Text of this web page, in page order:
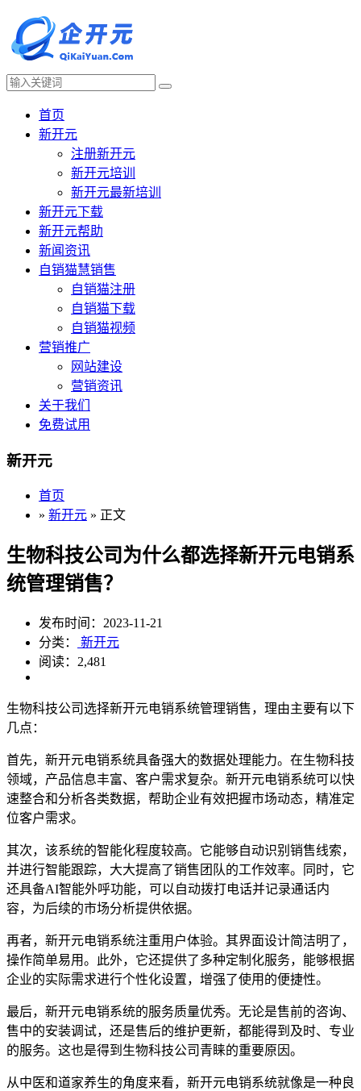
首页
新开元
注册新开元
新开元培训
新开元最新培训
新开元下载
新开元帮助
新闻资讯
自销猫慧销售
自销猫注册
自销猫下载
自销猫视频
营销推广
网站建设
营销资讯
关于我们
免费试用
新开元
首页
» 新开元 » 正文
生物科技公司为什么都选择新开元电销系
统管理销售？
发布时间：2023-11-21
分类：
新开元
阅读：2,481
生物科技公司选择新开元电销系统管理销售，理由主要有以下
几点：
首先，新开元电销系统具备强大的数据处理能力。在生物科技
领域，产品信息丰富、客户需求复杂。新开元电销系统可以快
速整合和分析各类数据，帮助企业有效把握市场动态，精准定
位客户需求。
其次，该系统的智能化程度较高。它能够自动识别销售线索，
并进行智能跟踪，大大提高了销售团队的工作效率。同时，它
还具备AI智能外呼功能，可以自动拨打电话并记录通话内
容，为后续的市场分析提供依据。
再者，新开元电销系统注重用户体验。其界面设计简洁明了，
操作简单易用。此外，它还提供了多种定制化服务，能够根据
企业的实际需求进行个性化设置，增强了使用的便捷性。
最后，新开元电销系统的服务质量优秀。无论是售前的咨询、
售中的安装调试，还是售后的维护更新，都能得到及时、专业
的服务。这也是得到生物科技公司青睐的重要原因。
从中医和道家养生的角度来看，新开元电销系统就像是一种良